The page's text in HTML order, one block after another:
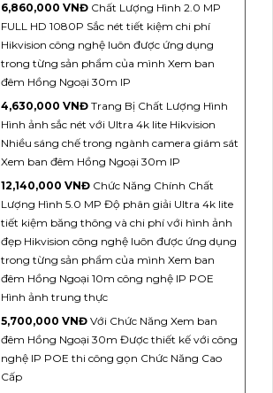
6,860,000 VNĐ Chất Lượng Hình 2.0 MP
FULL HD 1080P Sắc nét tiết kiệm chi phí
Hikvision công nghệ luôn được ứng dụng
trong từng sản phẩm của mình Xem ban
đêm Hồng Ngoại 30m IP
4,630,000 VNĐ Trang Bị Chất Lượng Hình
Hình ảnh sắc nét với Ultra 4k lite Hikvision
Nhiều sáng chế trong ngành camera giám sát
Xem ban đêm Hồng Ngoại 30m IP
12,140,000 VNĐ Chức Năng Chính Chất
Lượng Hình 5.0 MP Độ phân giải Ultra 4k lite
tiết kiệm băng thông và chi phí với hình ảnh
đẹp Hikvision công nghệ luôn được ứng dụng
trong từng sản phẩm của mình Xem ban
đêm Hồng Ngoại 10m công nghệ IP POE
Hình ảnh trung thực
5,700,000 VNĐ Với Chức Năng Xem ban
đêm Hồng Ngoại 30m Được thiết kế với công
nghệ IP POE thi công gọn Chức Năng Cao
Cấp